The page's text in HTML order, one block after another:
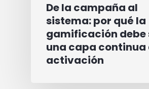
De la campaña al
sistema: por qué la
gamificación debe
una capa continua
activación